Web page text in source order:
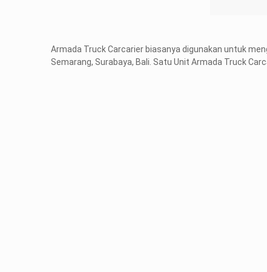
Armada Truck Carcarier biasanya digunakan untuk
Semarang, Surabaya, Bali. Satu Unit Armada Truck